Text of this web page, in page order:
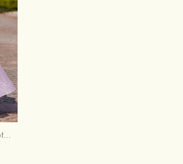
Vestido línea a princesa escote en v lentejuelas barrer tren vestido de graduación